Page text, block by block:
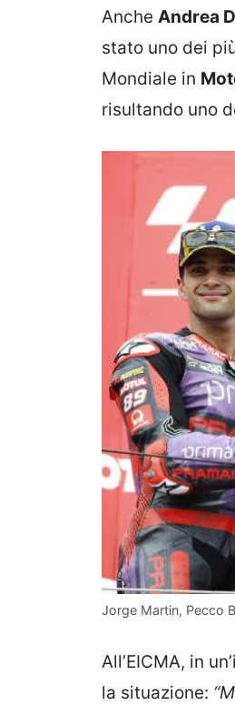
Anche Andrea
stato uno dei
Mondiale in
risultando uno
Jorge Martin, Pecco
All’EICMA, in
la situazione: